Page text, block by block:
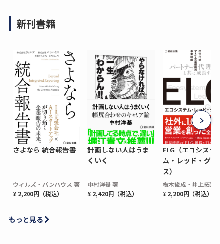
新刊書籍
さよなら 統合報告書
ウィルズ・パンハウス 著
¥ 2,200円（税込）
計画しない人はうま
くいく
中村洋基 著
¥ 2,420円（税込）
ELG（エコシステ
ム・レッド・グロ
ス）
梅木俊成・井上拓海
¥ 2,200円（税込）
もっと見る